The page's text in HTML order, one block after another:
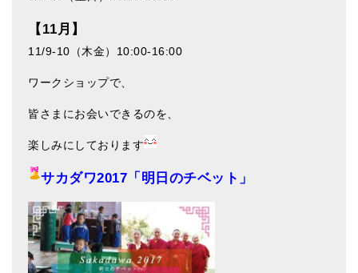
【11月】
11/9-10（木金）10:00-16:00
ワークショップで、
皆さまにお会いできるのを、
楽しみにしております
サカダワ2017「明日のチベット」